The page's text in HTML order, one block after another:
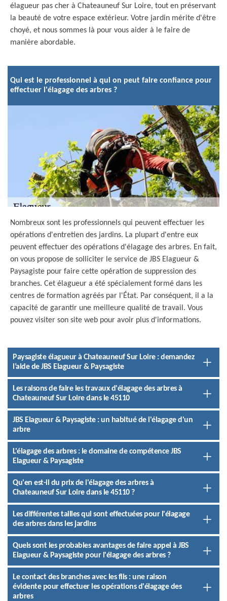
élagueur pas cher à Chateauneuf Sur Loire, tout en préservant
la beauté de votre espace extérieur. Votre jardin mérite d'être
choyé, et nous sommes là pour vous aider à le faire de
manière abordable.
Qui est le professionnel à qui on peut faire confiance pour
effectuer l'élagage des arbres ?
Nombreux sont les professionnels qui peuvent effectuer les
opérations d'entretien des jardins. La plupart d'entre eux
peuvent effectuer des opérations d'élagage des arbres. En fait,
on vous propose de solliciter le service de JBS Elagueur &
Paysagiste pour faire cette opération de suppression des
branches. Cet élagueur a été spécialement formé dans les
centres de formation agréés par l'État. Par conséquent, il a la
capacité de garantir une meilleure qualité de travail. Vous
pouvez visiter son site web pour avoir plus d'informations.
Paysagiste élagueur à Chateauneuf Sur Loire : demandez
l’aide de JBS Elagueur & Paysagiste
Les raisons de faire les travaux d'élagage des arbres à
Chateauneuf Sur Loire dans le 45110
JBS Elagueur & Paysagiste : un habitué de l'élagage d'un
arbre
L'élagage des arbres : le domaine de compétence JBS
Elagueur & Paysagiste
Qu'en est-il du prix de l'élagage des arbres à
Chateauneuf Sur Loire dans le 45110 ?
Les différentes tailles qui sont effectuées pour l'élagage
des arbres dans les jardins
Quels sont les probables avantages de faire appel à JBS
Elagueur & Paysagiste pour l'élagage des arbres ?
Le contact des branches avec les fils : une raison
évidente pour effectuer les opérations d'élagage des
arbres